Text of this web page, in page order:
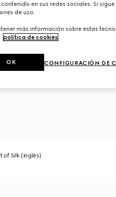
of Silk (inglés)
contenido en sus redes sociales. Si
de uso.
más información sobre estas
política de cookies.
CONFIGURACIÓN DE
OK